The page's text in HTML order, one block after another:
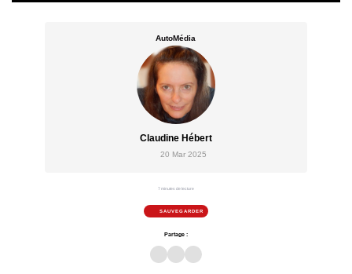
AutoMédia
Claudine Hébert
20 Mar 2025
7 minutes de lecture
SAUVEGARDER
Partage :